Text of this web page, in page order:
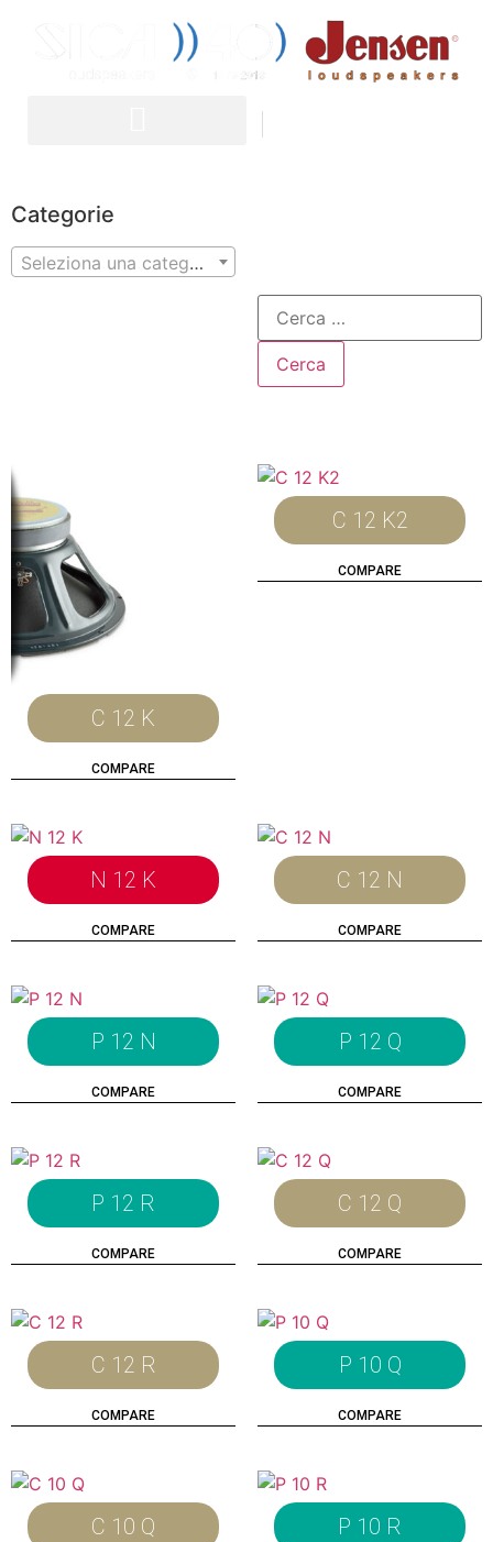
Categorie
Seleziona una categoria
C 12 K
COMPARE
C 12 K2
COMPARE
N 12 K
COMPARE
C 12 N
COMPARE
P 12 N
COMPARE
P 12 Q
COMPARE
P 12 R
COMPARE
C 12 Q
COMPARE
C 12 R
COMPARE
P 10 Q
COMPARE
C 10 Q P 10 R